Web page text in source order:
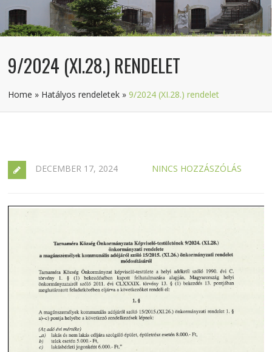
9/2024 (XI.28.) RENDELET
Home » Hatályos rendeletek » 9/2024 (XI.28.) rendelet
DECEMBER 17, 2024 NINCS HOZZÁSZÓLÁS